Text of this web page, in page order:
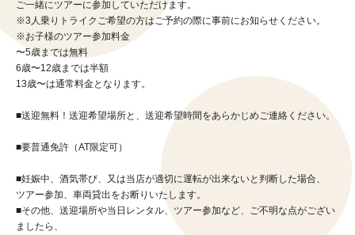
ご一緒にツアーに参加していただけます。
※3人乗りトライクご希望の方はご予約の際に事前にお知らせください。
※お子様のツアー参加料金
〜5歳までは無料
6歳〜12歳までは半額
13歳〜は通常料金となります。
■送迎無料！送迎希望場所と、送迎希望時間をあらかじめご連絡ください。
■要普通免許（AT限定可）
■妊娠中、酒気帯び、又は当店が適切に運転が出来ないと判断した場合、
ツアー参加、車両貸出をお断りいたします。
■その他、送迎場所や当日レンタル、ツアー参加など、ご不明な点がござい
ましたら、